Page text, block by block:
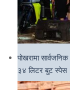
पोखरामा
३४ लिटर बुट स्पेस